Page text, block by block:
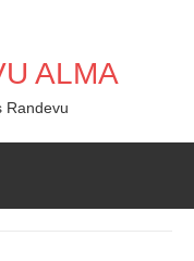
ALMA
Randevu